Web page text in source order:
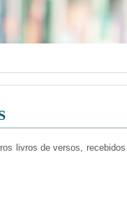
livros de versos,